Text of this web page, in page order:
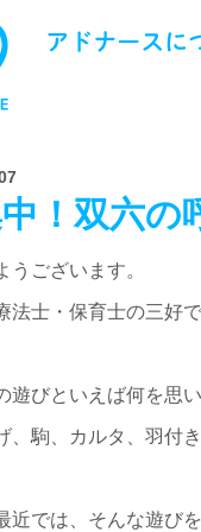
！双六の
うございます。
法士・保育士の三好で
遊びといえば何を思
、駒、カルタ、羽付
近では、そんな遊び